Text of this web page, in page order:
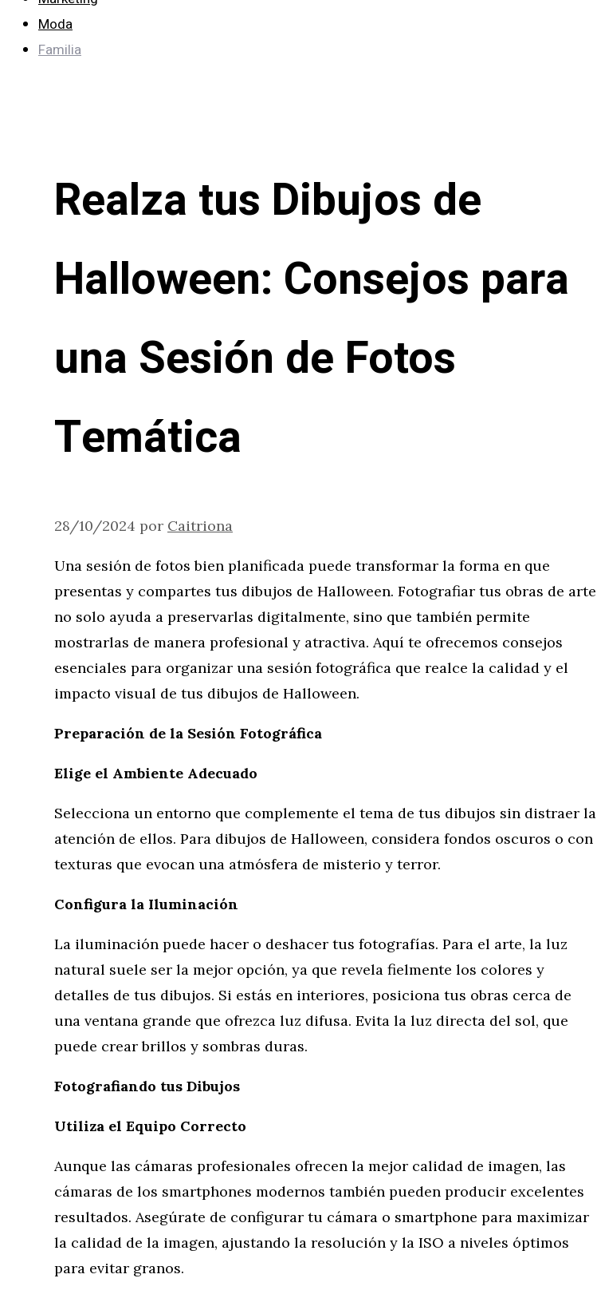
Moda
Familia
Realza tus Dibujos de
Halloween: Consejos para
una Sesión de Fotos
Temática
28/10/2024 por Caitriona
Una sesión de fotos bien planificada puede transformar la forma en que
presentas y compartes tus dibujos de Halloween. Fotografiar tus obras de arte
no solo ayuda a preservarlas digitalmente, sino que también permite
mostrarlas de manera profesional y atractiva. Aquí te ofrecemos consejos
esenciales para organizar una sesión fotográfica que realce la calidad y el
impacto visual de tus dibujos de Halloween.
Preparación de la Sesión Fotográfica
Elige el Ambiente Adecuado
Selecciona un entorno que complemente el tema de tus dibujos sin distraer la
atención de ellos. Para dibujos de Halloween, considera fondos oscuros o con
texturas que evocan una atmósfera de misterio y terror.
Configura la Iluminación
La iluminación puede hacer o deshacer tus fotografías. Para el arte, la luz
natural suele ser la mejor opción, ya que revela fielmente los colores y
detalles de tus dibujos. Si estás en interiores, posiciona tus obras cerca de
una ventana grande que ofrezca luz difusa. Evita la luz directa del sol, que
puede crear brillos y sombras duras.
Fotografiando tus Dibujos
Utiliza el Equipo Correcto
Aunque las cámaras profesionales ofrecen la mejor calidad de imagen, las
cámaras de los smartphones modernos también pueden producir excelentes
resultados. Asegúrate de configurar tu cámara o smartphone para maximizar
la calidad de la imagen, ajustando la resolución y la ISO a niveles óptimos
para evitar granos.